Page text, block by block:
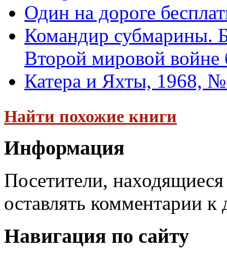
Один на дороге
Командир субмарины.
Второй мировой войне
Катера и Яхты, 1968,
Найти похожие книги
Информация
Посетители,
оставлять комментарии к
Навигация по сайту